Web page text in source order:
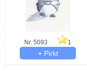
Nr. 5093 1